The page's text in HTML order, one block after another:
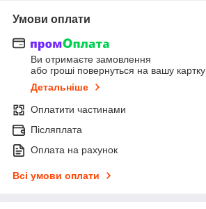
Умови оплати
Ви отримаєте замовлення
або гроші повернуться на вашу картку
Детальніше
Оплатити частинами
Післяплата
Оплата на рахунок
Всі умови оплати